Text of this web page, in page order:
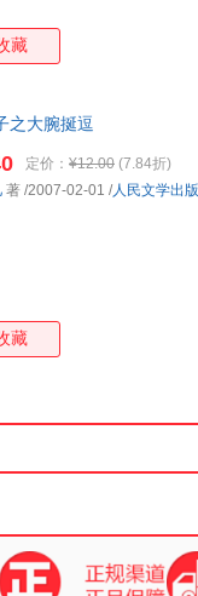
藏
之大腕挻逗
定价： ¥12.00 (7.84折)
著 /2007-02-01 /人民文学出
藏